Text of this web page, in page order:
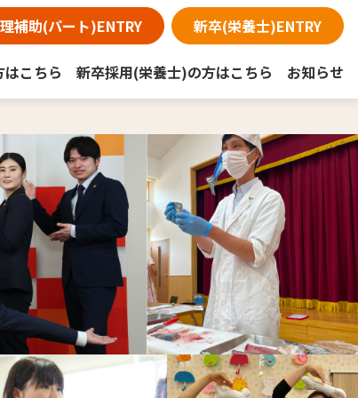
こちら 新卒採用(栄養士)の方はこちら お知らせ
補助(パート)ENTRY 新卒(栄養士)ENTRY